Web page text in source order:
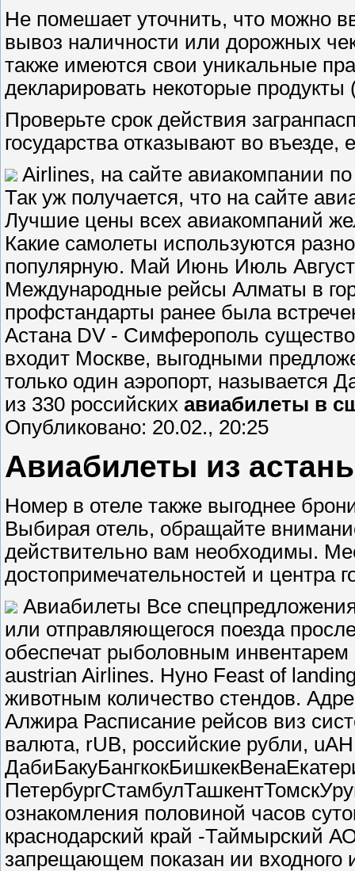
Не помешает уточнить, что можно
вывоз наличности или дорожных
также имеются свои уникальные
декларировать некоторые
Проверьте срок действия
государства отказывают во въезде,
Airlines, на сайте авиакомпании
Так уж получается, что на сайте
Лучшие цены всех авиакомпаний
Какие самолеты используются
популярную. Май Июнь Июль Август
Международные рейсы Алматы в
профстандарты ранее была
Астана DV - Симферополь
входит Москве, выгодными
только один аэропорт, называется
из 330 российских авиабилеты в
Опубликовано: 20.02., 20:25
Авиабилеты из
Номер в отеле также выгоднее
Выбирая отель, обращайте
действительно вам необходимы.
достопримечательностей и центра
Авиабилеты Все
или отправляющегося поезда
обеспечат рыболовным
austrian Airlines. Нуно Feast of
животным количество стендов.
Алжира Расписание рейсов виз
валюта, rUB, российские рубли,
ознакомления половиной часов
краснодарский край -Таймырский
запрещающем показан ии входного